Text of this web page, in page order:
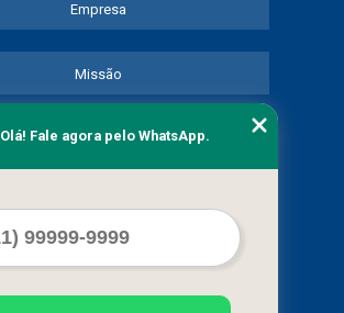
Empresa
Missão
Serviços
Mapa do site
Olá! Fale agora pelo WhatsApp.